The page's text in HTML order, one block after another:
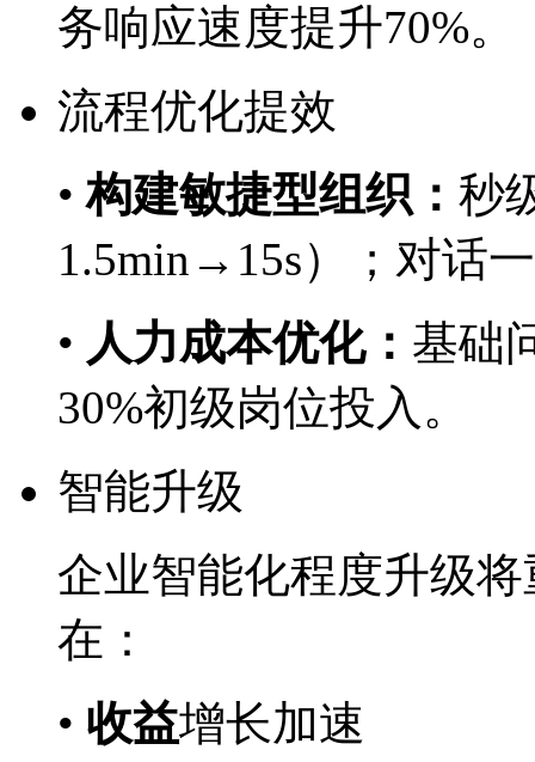
务响应速度提升70%。
流程优化提效
•构建敏捷型组织： 秒
1.5min→15s）；对话
• 人力成本优化： 基础
30%初级岗位投入。
智能升级
企业智能化程度升级将
在：
• 收益增长加速